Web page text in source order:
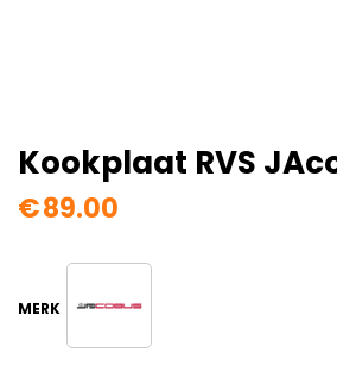
Kookplaat RVS
€89.00